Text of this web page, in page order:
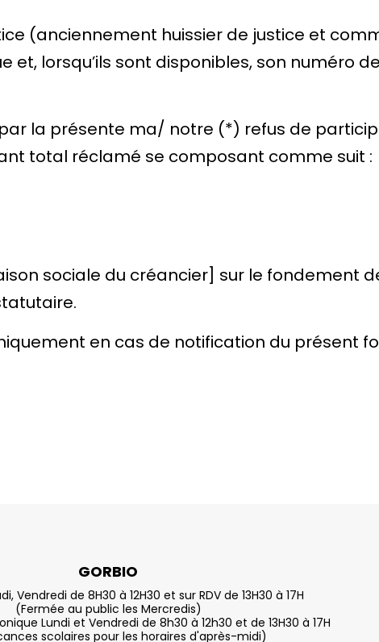
(anciennement huissier de justice et
et, lorsqu’ils sont disponibles, son numéro
la présente ma/ notre (*) refus de
total réclamé se composant comme suit :
sociale du créancier] sur le fondement
.
en cas de notification du présent
GORBIO
Vendredi de 8H30 à 12H30 et sur RDV de 13H30 à 17H
(Fermée au public les Mercredis)
Lundi et Vendredi de 8h30 à 12h30 et de 13H30 à 17H
scolaires pour les horaires d'après-midi)